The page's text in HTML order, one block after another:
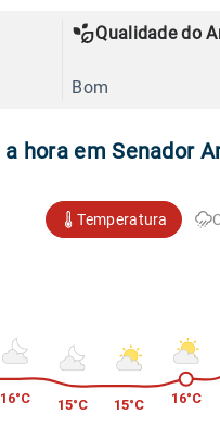
Qualidade do
Bom
hora em Senador
Temperatura